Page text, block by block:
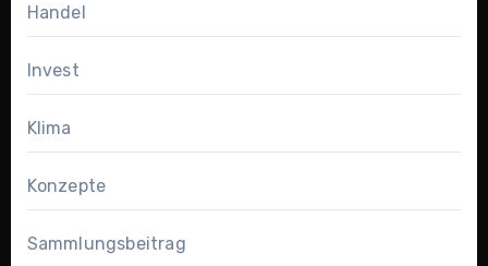
Handel
Invest
Klima
Konzepte
Sammlungsbeitrag